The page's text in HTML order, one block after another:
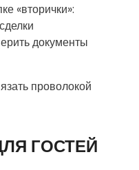
«вторички»:
документы
проволокой
ГОСТЕЙ